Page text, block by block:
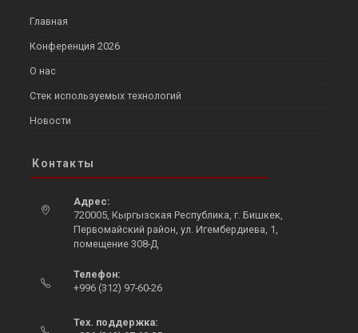
Главная
Конференция 2026
О нас
Стек используемых технологий
Новости
Контакты
Адрес:
720005, Кыргызская Республика, г. Бишкек,
Первомайский район, ул. Игембердиева, 1,
помещение 308-Д
in
a
tab
Телефон:
+996 (312) 97-60-26
in
Тех. поддержка: